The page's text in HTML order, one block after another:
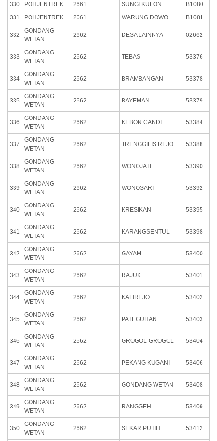
330
POHJENTREK 2661 SUNGI KULON
B1080
331
POHJENTREK 2661 WARUNG DOWO B1081
332
GONDANG
WETAN
2662 DESA LAINNYA 02662
333
GONDANG
WETAN
2662 TEBAS 53376
334
GONDANG
WETAN
2662 BRAMBANGAN 53378
335
GONDANG
WETAN
2662 BAYEMAN 53379
336
GONDANG
WETAN
2662 KEBON CANDI 53384
337
GONDANG
WETAN
2662 TRENGGILIS REJO 53388
338
GONDANG
WETAN
2662 WONOJATI 53390
339
GONDANG
WETAN
2662 WONOSARI 53392
340
GONDANG
WETAN
2662 KRESIKAN 53395
341
GONDANG
WETAN
2662 KARANGSENTUL 53398
342
GONDANG
WETAN
2662 GAYAM 53400
343
GONDANG
WETAN
2662 RAJUK 53401
344
GONDANG
WETAN
2662 KALIREJO 53402
345
GONDANG
WETAN
2662 PATEGUHAN 53403
346
GONDANG
WETAN
2662 GROGOL-GROGOL 53404
347
GONDANG
WETAN
2662 PEKANG KUGANI 53406
348
GONDANG
WETAN
2662 GONDANG WETAN 53408
349
GONDANG
WETAN
2662 RANGGEH 53409
350
GONDANG
WETAN
2662 SEKAR PUTIH 53412